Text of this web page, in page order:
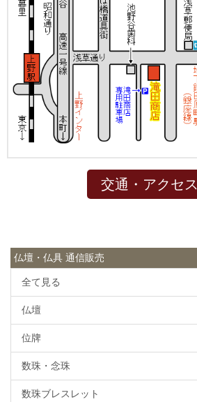
交通・アクセス
仏壇・仏具 通信販売
全て見る
仏壇
位牌
数珠・念珠
数珠ブレスレット